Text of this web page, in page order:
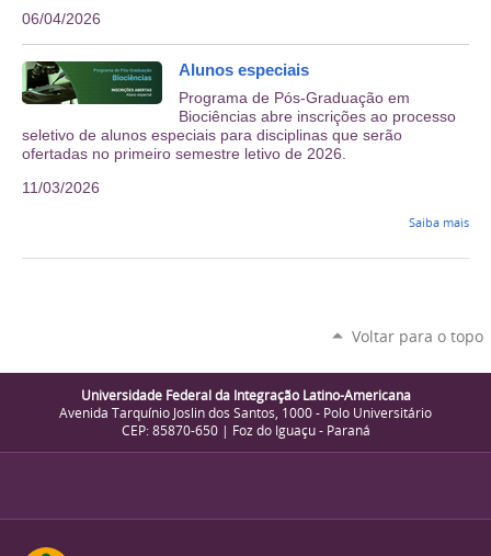
06/04/2026
Alunos especiais
Programa de Pós-Graduação em
Biociências abre inscrições ao processo
seletivo de alunos especiais para disciplinas que serão
ofertadas no primeiro semestre letivo de 2026.
11/03/2026
Saiba mais
Voltar para o topo
Universidade Federal da Integração Latino-Americana
Avenida Tarquínio Joslin dos Santos, 1000 - Polo Universitário
CEP: 85870-650 | Foz do Iguaçu - Paraná